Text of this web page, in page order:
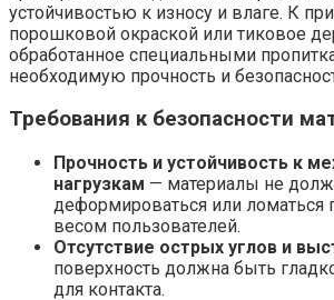
устойчивостью к износу и влаге. К
порошковой окраской или тиковое
обработанное специальными
необходимую прочность и
Требования к безопасности
Прочность и устойчивость к
нагрузкам — материалы не
деформироваться или
весом пользователей.
Отсутствие острых углов и
поверхность должна быть
для контакта.